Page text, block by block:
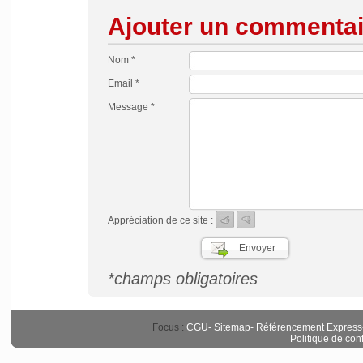
Ajouter un
Nom *
Email *
Message *
Appréciation de ce site :
*champs obligatoires
Focus : CGU- Sitemap- Référencement Express
Politique de